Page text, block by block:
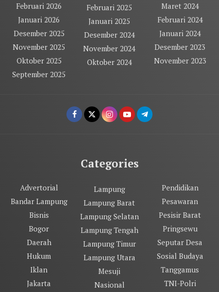
Februari 2026
Januari 2026
Desember 2025
November 2025
Oktober 2025
September 2025
Februari 2025
Januari 2025
Desember 2024
November 2024
Oktober 2024
Maret 2024
Februari 2024
Januari 2024
Desember 2023
November 2023
Categories
Advertorial
Bandar Lampung
Bisnis
Bogor
Daerah
Hukum
Iklan
Jakarta
Lampung
Lampung Barat
Lampung Selatan
Lampung Tengah
Lampung Timur
Lampung Utara
Mesuji
Nasional
Pendidikan
Pesawaran
Pesisir Barat
Pringsewu
Seputar Desa
Sosial Budaya
Tanggamus
TNI-Polri